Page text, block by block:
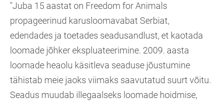
"Juba 15 aastat on Freedom for Animals
propageerinud karusloomavabat Serbiat,
edendades ja toetades seadusandlust, et kaotada
loomade jõhker ekspluateerimine. 2009. aasta
loomade heaolu käsitleva seaduse jõustumine
tähistab meie jaoks viimaks saavutatud suurt võitu.
Seadus muudab illegaalseks loomade hoidmise,